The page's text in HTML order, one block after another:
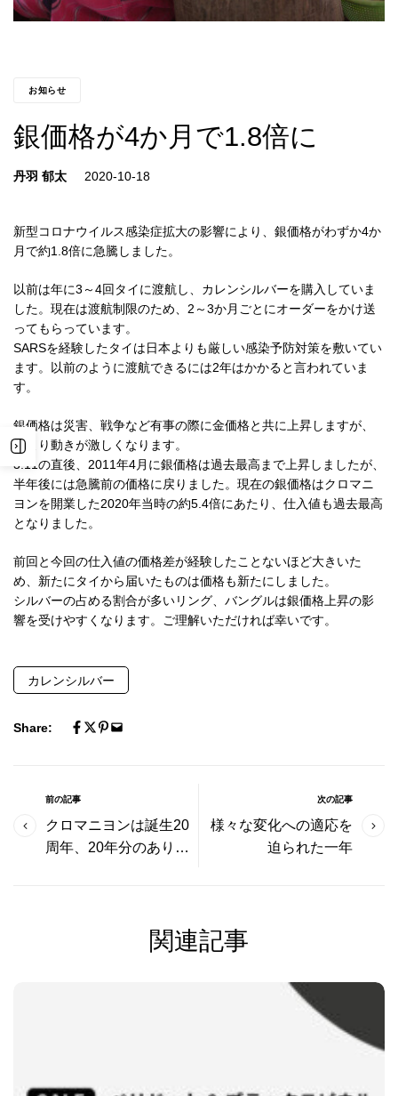
お知らせ
銀価格が4か月で1.8倍に
丹羽 郁太
新型コロナウイルス感染症拡大の影響により、銀価格がわずか4か
月で約1.8倍に急騰しました。
以前は年に3～4回タイに渡航し、カレンシルバーを購入していま
した。現在は渡航制限のため、2～3か月ごとにオーダーをかけ送
ってもらっています。
SARSを経験したタイは日本よりも厳しい感染予防対策を敷いてい
ます。以前のように渡航できるには2年はかかると言われていま
す。
銀価格は災害、戦争など有事の際に金価格と共に上昇しますが、
金より動きが激しくなります。
3.11の直後、2011年4月に銀価格は過去最高まで上昇しましたが、
半年後には急騰前の価格に戻りました。現在の銀価格はクロマニ
ヨンを開業した2020年当時の約5.4倍にあたり、仕入値も過去最高
となりました。
前回と今回の仕入値の価格差が経験したことないほど大きいた
め、新たにタイから届いたものは価格も新たにしました。
シルバーの占める割合が多いリング、バングルは銀価格上昇の影
響を受けやすくなります。ご理解いただければ幸いです。
カレンシルバー
Share:
前の記事
クロマニヨンは誕生20
周年、20年分のありが
次の記事
様々な変化への適応を
迫られた一年
関連記事